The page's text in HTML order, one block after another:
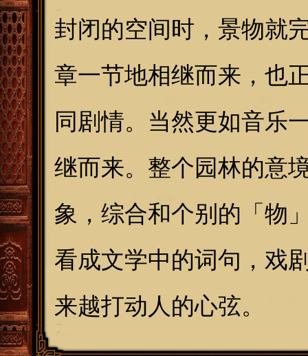
封闭的空间时，景物就
章一节地相继而来，也
同剧情。当然更如音乐
继而来。整个园林的意
象，综合和个别的「物
看成文学中的词句，戏
来越打动人的心弦。